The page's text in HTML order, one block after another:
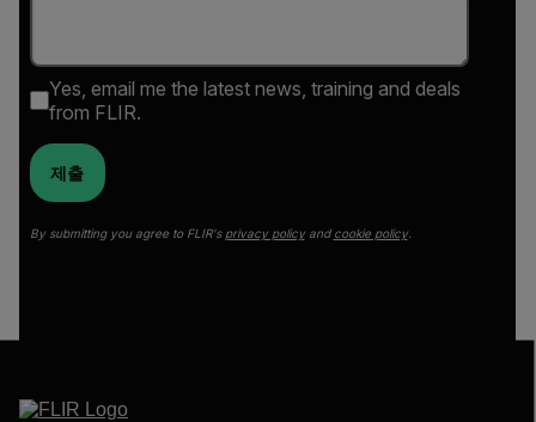
Yes, email me the latest news, training and deals
from FLIR.
제출
By submitting you agree to FLIR's privacy policyand cookie policy.